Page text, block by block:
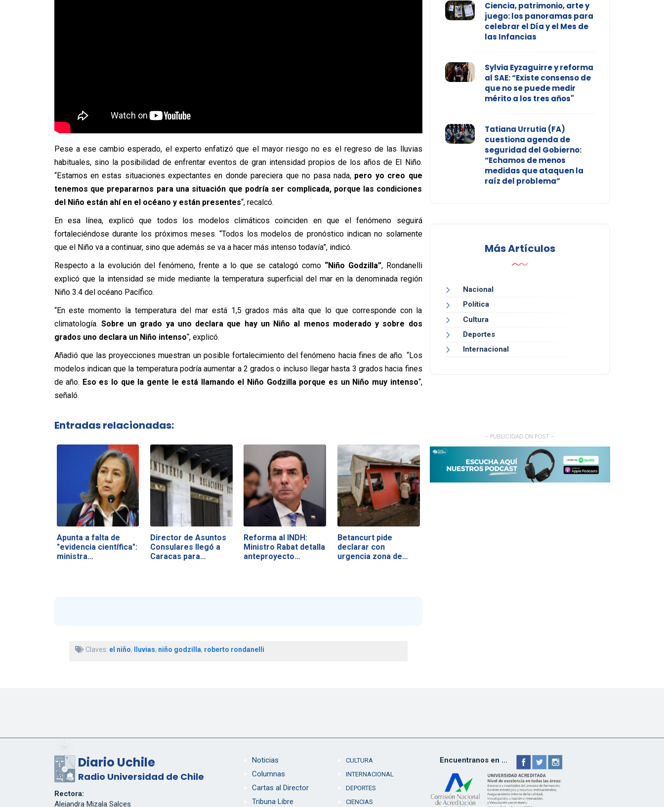
Pese a ese cambio esperado, el experto enfatizó que el mayor riesgo no es el regreso de las lluvias
habituales, sino la posibilidad de enfrentar eventos de gran intensidad propios de los años de El Niño.
“Estamos en estas situaciones expectantes en donde pareciera que no pasa nada, pero yo creo que
tenemos que prepararnos para una situación que podría ser complicada, porque las condiciones
del Niño están ahí en el océano y están presentes“, recalcó.
En esa línea, explicó que todos los modelos climáticos coinciden en que el fenómeno seguirá
fortaleciéndose durante los próximos meses. “Todos los modelos de pronóstico indican no solamente
que el Niño va a continuar, sino que además se va a hacer más intenso todavía”, indicó.
Respecto a la evolución del fenómeno, frente a lo que se catalogó como “Niño Godzilla”, Rondanelli
explicó que la intensidad se mide mediante la temperatura superficial del mar en la denominada región
Niño 3.4 del océano Pacífico.
“En este momento la temperatura del mar está 1,5 grados más alta que lo que corresponde con la
climatología. Sobre un grado ya uno declara que hay un Niño al menos moderado y sobre dos
grados uno declara un Niño intenso“, explicó.
Añadió que las proyecciones muestran un posible fortalecimiento del fenómeno hacia fines de año. “Los
modelos indican que la temperatura podría aumentar a 2 grados o incluso llegar hasta 3 grados hacia fines
de año. Eso es lo que la gente le está llamando el Niño Godzilla porque es un Niño muy intenso“,
señaló.
Entradas relacionadas:
Apunta a falta de
"evidencia científica":
ministra…
Director de Asuntos
Consulares llegó a
Caracas para…
Reforma al INDH:
Ministro Rabat detalla
anteproyecto…
Betancurt pide
declarar con
urgencia zona de…
Claves: el niño, lluvias, niño godzilla, roberto rondanelli
Ciencia, patrimonio, arte y
juego: los panoramas para
celebrar el Día y el Mes de
las Infancias
Sylvia Eyzaguirre y reforma
al SAE: “Existe consenso de
que no se puede medir
mérito a los tres años"
Tatiana Urrutia (FA)
cuestiona agenda de
seguridad del Gobierno:
“Echamos de menos
medidas que ataquen la
raíz del problema”
Más Artículos
Nacional
Política
Cultura
Deportes
Internacional
- PUBLICIDAD ON POST -
Diario Uchile
Radio Universidad de Chile
Rectora:
Alejandra Mizala Salces
Noticias
Columnas
Cartas al Director
Tribuna Libre
CULTURA
INTERNACIONAL
DEPORTES
CIENCIAS
Encuentranos en ...